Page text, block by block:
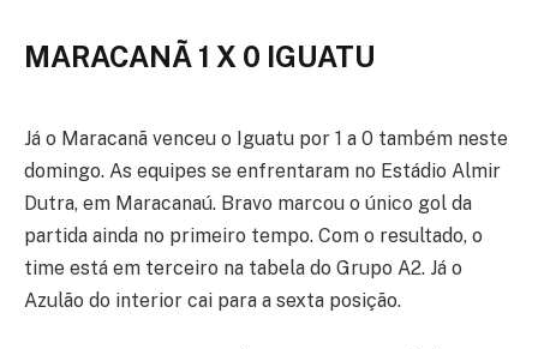
MARACANÃ 1 X 0 IGUATU
Já o Maracanã venceu o Iguatu por 1 a 0 também neste
domingo. As equipes se enfrentaram no Estádio Almir
Dutra, em Maracanaú. Bravo marcou o único gol da
partida ainda no primeiro tempo. Com o resultado, o
time está em terceiro na tabela do Grupo A2. Já o
Azulão do interior cai para a sexta posição.